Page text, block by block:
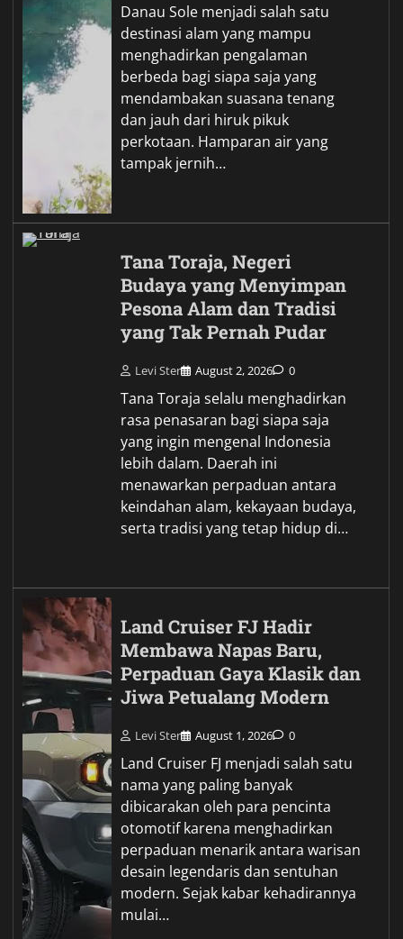
Danau Sole menjadi salah satu
destinasi alam yang mampu
menghadirkan pengalaman
berbeda bagi siapa saja yang
mendambakan suasana tenang
dan jauh dari hiruk pikuk
perkotaan. Hamparan air yang
tampak jernih…
Tana Toraja, Negeri
Budaya yang Menyimpan
Pesona Alam dan Tradisi
yang Tak Pernah Pudar
Levi Ster August 2, 2026 0
Tana Toraja selalu menghadirkan
rasa penasaran bagi siapa saja
yang ingin mengenal Indonesia
lebih dalam. Daerah ini
menawarkan perpaduan antara
keindahan alam, kekayaan budaya,
serta tradisi yang tetap hidup di…
Land Cruiser FJ Hadir
Membawa Napas Baru,
Perpaduan Gaya Klasik dan
Jiwa Petualang Modern
Levi Ster August 1, 2026 0
Land Cruiser FJ menjadi salah satu
nama yang paling banyak
dibicarakan oleh para pencinta
otomotif karena menghadirkan
perpaduan menarik antara warisan
desain legendaris dan sentuhan
modern. Sejak kabar kehadirannya
mulai…